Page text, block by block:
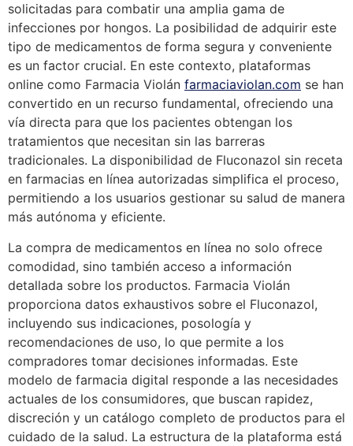
solicitadas para combatir una amplia gama de
infecciones por hongos. La posibilidad de adquirir este
tipo de medicamentos de forma segura y conveniente
es un factor crucial. En este contexto, plataformas
online como Farmacia Violán farmaciaviolan.com se han
convertido en un recurso fundamental, ofreciendo una
vía directa para que los pacientes obtengan los
tratamientos que necesitan sin las barreras
tradicionales. La disponibilidad de Fluconazol sin receta
en farmacias en línea autorizadas simplifica el proceso,
permitiendo a los usuarios gestionar su salud de manera
más autónoma y eficiente.
La compra de medicamentos en línea no solo ofrece
comodidad, sino también acceso a información
detallada sobre los productos. Farmacia Violán
proporciona datos exhaustivos sobre el Fluconazol,
incluyendo sus indicaciones, posología y
recomendaciones de uso, lo que permite a los
compradores tomar decisiones informadas. Este
modelo de farmacia digital responde a las necesidades
actuales de los consumidores, que buscan rapidez,
discreción y un catálogo completo de productos para el
cuidado de la salud. La estructura de la plataforma está